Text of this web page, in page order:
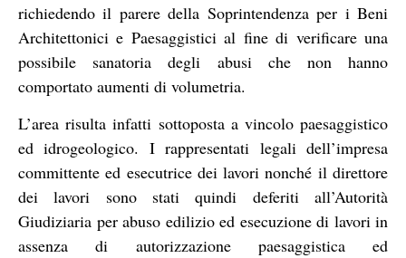
richiedendo il parere della Soprintendenza per i Beni
Architettonici e Paesaggistici al fine di verificare una
possibile sanatoria degli abusi che non hanno
comportato aumenti di volumetria.
L’area risulta infatti sottoposta a vincolo paesaggistico
ed idrogeologico. I rappresentati legali dell’impresa
committente ed esecutrice dei lavori nonché il direttore
dei lavori sono stati quindi deferiti all’Autorità
Giudiziaria per abuso edilizio ed esecuzione di lavori in
assenza di autorizzazione paesaggistica ed